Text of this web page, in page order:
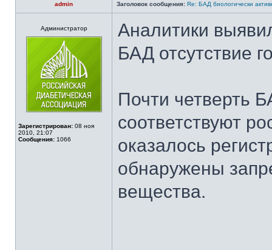
admin Заголовок сообщения: Re: БАД биологически
Администратор
Зарегистрирован: 08 ноя
2010, 21:07
Сообщения: 1066
Аналитики
БАД отсутствие
Почти четверть
соответствуют
оказалось
обнаружены
вещества.